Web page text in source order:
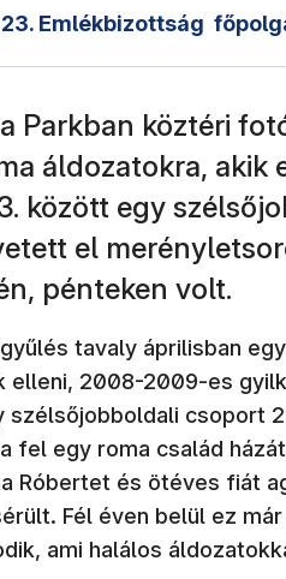
Emlékbizottság
Parkban köztéri
áldozatokra, akik
között egy
el
pénteken volt.
tavaly áprilisban
elleni, 2008-2009-es
szélsőjobboldali csoport
fel egy roma család
Róbertet és ötéves fiát
Fél éven belül ez
ami halálos